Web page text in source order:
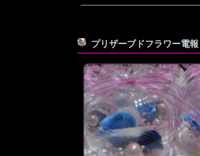
プリザーブドフラワー電